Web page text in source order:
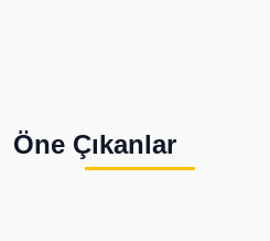
Öne Çıkanlar